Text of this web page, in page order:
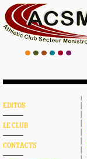
EDITOS
LE CLUB
CONTACTS